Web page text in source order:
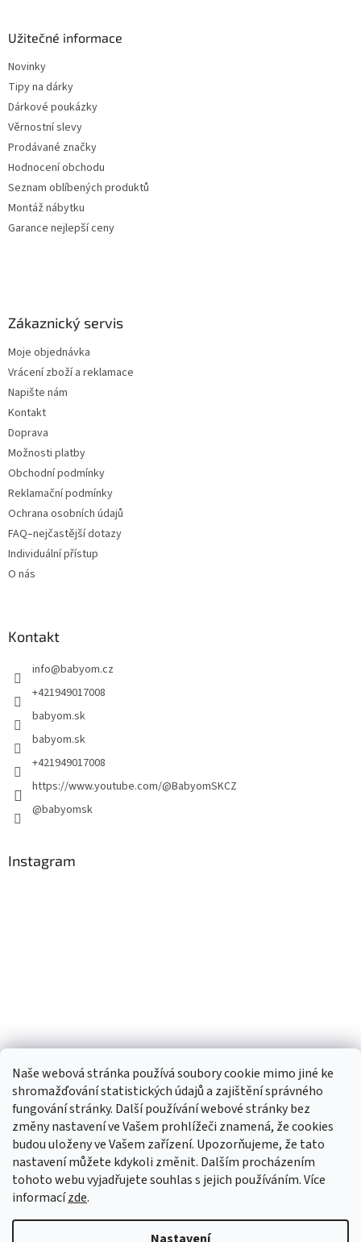
Naše webová stránka používá soubory cookie mimo jiné ke
shromažďování statistických údajů a zajištění správného
fungování stránky. Další používání webové stránky bez
změny nastavení ve Vašem prohlížeči znamená, že cookies
budou uloženy ve Vašem zařízení. Upozorňujeme, že tato
nastavení můžete kdykoli změnit. Dalším procházením
tohoto webu vyjadřujete souhlas s jejich používáním. Více
informacízde.
Užitečné informace
Novinky
Tipy na dárky
Dárkové poukázky
Věrnostní slevy
Prodávané značky
Hodnocení obchodu
Seznam oblíbených produktů
Montáž nábytku
Garance nejlepší ceny
Zákaznický servis
Moje objednávka
Vrácení zboží a reklamace
Napište nám
Kontakt
Doprava
Možnosti platby
Obchodní podmínky
Reklamační podmínky
Ochrana osobních údajů
FAQ–nejčastější dotazy
Individuální přístup
O nás
Kontakt
info@babyom.cz
+421949017008
babyom.sk
babyom.sk
+421949017008
https://www.youtube.com/@BabyomSKCZ
@babyomsk
Instagram
TIk Tok Instagram Facebook